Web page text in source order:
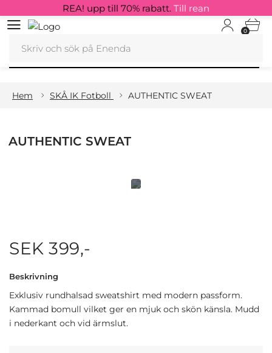
0
REA! upp till 70% rabatt. Till rean
Hem SKÅ IK Fotboll AUTHENTIC SWEAT
AUTHENTIC SWEAT
SEK 399,-
Beskrivning
Exklusiv rundhalsad sweatshirt med modern passform.
Kammad bomull vilket ger en mjuk och skön känsla. Mudd
i nederkant och vid ärmslut.